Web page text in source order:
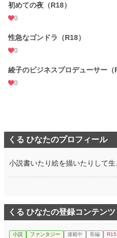
初めての夜（R18）
0
性急なゴンドラ（R18）
0
綾子のビジネスプロデューサー（
0
くる ひなたのプロフィール
小説書いたり絵を描いたりして生
くる ひなたの登録コンテンツ
小説 ファンタジー 連載中 長編 R15